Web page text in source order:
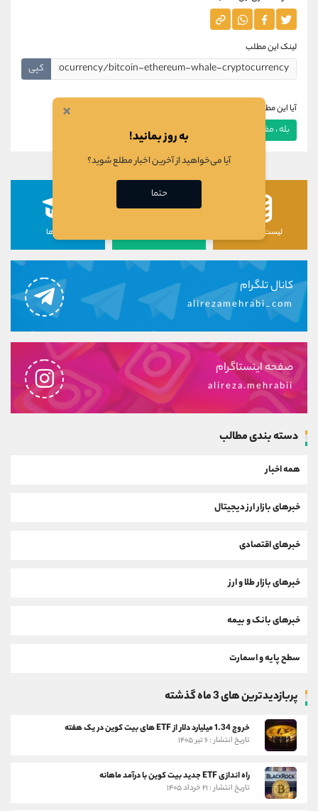
لینک این مطلب
کپی
آیا این مطلب برای شما مفید بود؟
بله ، مفید بود خیر ، مفید نبود
لیست رمزارزها دوره ها
کانال تلگرام
alirezamehrabi_com
صفحه اینستاگرام
alireza.mehrabii
دسته بندی مطالب
همه اخبار
خبرهای بازار ارز دیجیتال
خبرهای اقتصادی
خبرهای بازار طلا و ارز
خبرهای بانک و بیمه
سطح پایه و اسمارت
پربازدیدترین های 3 ماه گذشته
خروج 1.34 میلیارد دلار از ETF های بیت کوین در یک هفته
تاریخ انتشار : ۶ تیر ۱۴۰۵
راه اندازی ETF جدید بیت کوین با درآمد ماهانه
تاریخ انتشار : ۲۱ خرداد ۱۴۰۵
×
به روز بمانید!
آیا می‌خواهید از آخرین اخبار مطلع شوید؟
حتما